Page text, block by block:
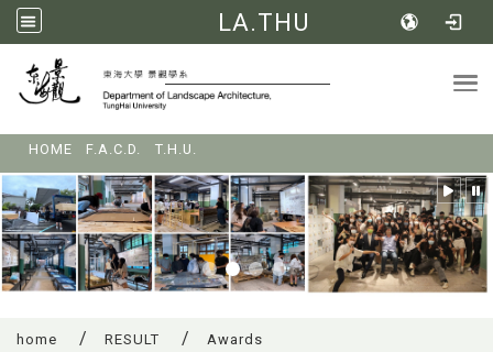
LA.THU
HOME F.A.C.D. T.H.U.
home RESULT Awards